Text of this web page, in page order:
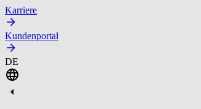
Karriere
Kundenportal
DE